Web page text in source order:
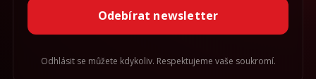
Odebírat newsletter
Odhlásit se můžete kdykoliv. Respektujeme vaše soukromí.